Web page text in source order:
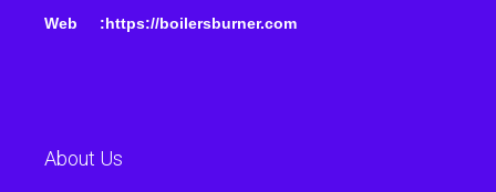
Web :https://boilersburner.com
About Us